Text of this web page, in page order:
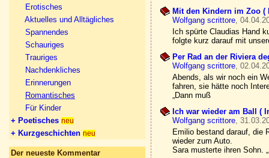
Erotisches
Aktuelles und Alltägliches
Spannendes
Schauriges
Trauriges
Nachdenkliches
Erinnerungen
Romantisches
Für Kinder
+ Poetisches neu
+ Kurzgeschichten neu
Der neueste Kommentar
Mit den Kindern im Zoo (
Wolfgang scrittore,
Ich spürte Claudias Hand
folgte kurz darauf mit
Per Rad an der Riviera
Wolfgang scrittore,
Abends, als wir noch ein
fahren, sie hätte noch
„Dann muß
Ich war wieder am Ball (
Wolfgang scrittore,
Emilio bestand darauf, die
wieder zum Auto.
Sara musterte ihren Sohn.